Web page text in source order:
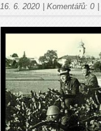
16. 6. 2020 | Komentářů: 0 |